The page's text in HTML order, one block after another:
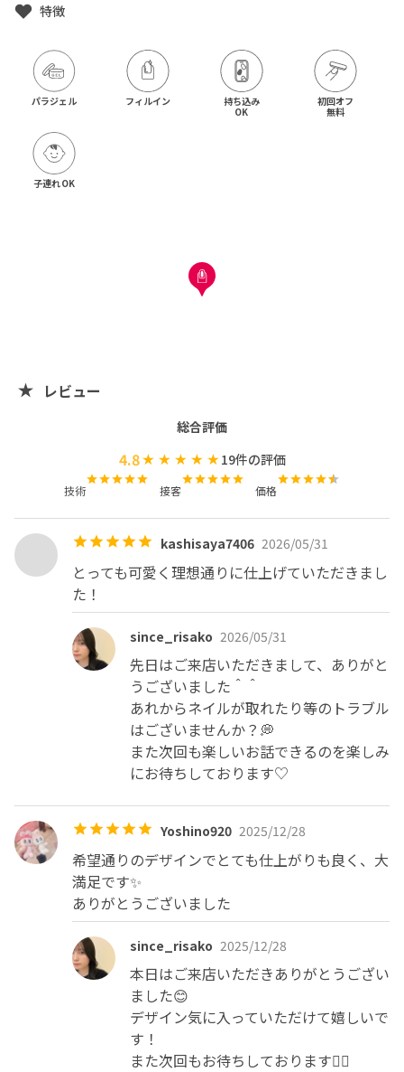
特徴
パラジェル フィルイン
持ち込み
OK
初回オフ
無料
子連れOK
レビュー
総合評価
4.8 19件の評価
技術 接客 価格
kashisaya7406 2026/05/31
とっても可愛く理想通りに仕上げていただきまし
た！
since_risako 2026/05/31
先日はご来店いただきまして、ありがと
うございました＾＾
あれからネイルが取れたり等のトラブル
はございませんか？💭
また次回も楽しいお話できるのを楽しみ
にお待ちしております♡
Yoshino920 2025/12/28
希望通りのデザインでとても仕上がりも良く、大
満足です✨
ありがとうございました
since_risako 2025/12/28
本日はご来店いただきありがとうござい
ました😊
デザイン気に入っていただけて嬉しいで
す！
また次回もお待ちしております🙂‍↕️